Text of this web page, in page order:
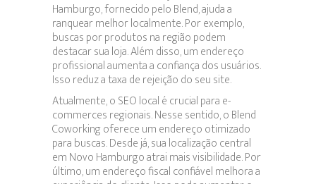
Hamburgo, fornecido pelo Blend, ajuda a
ranquear melhor localmente. Por exemplo,
buscas por produtos na região podem
destacar sua loja. Além disso, um endereço
profissional aumenta a confiança dos usuários.
Isso reduz a taxa de rejeição do seu site.
Atualmente, o SEO local é crucial para e-
commerces regionais. Nesse sentido, o Blend
Coworking oferece um endereço otimizado
para buscas. Desde já, sua localização central
em Novo Hamburgo atrai mais visibilidade. Por
último, um endereço fiscal confiável melhora a